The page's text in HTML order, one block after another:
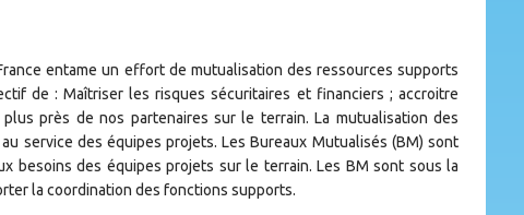
entame un effort de mutualisation des ressources supports
de : Maîtriser les risques sécuritaires et financiers ; accroitre
près de nos partenaires sur le terrain. La mutualisation des
service des équipes projets. Les Bureaux Mutualisés (BM) sont
besoins des équipes projets sur le terrain. Les BM sont sous la
la coordination des fonctions supports.